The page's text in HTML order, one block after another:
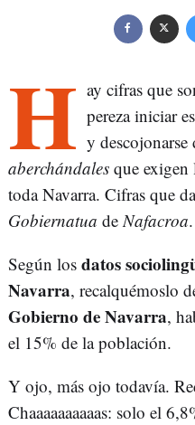
H ay cifras que
pereza iniciar
y
aberchándales que exigen
toda Navarra. Cifras que
Gobiernatua deNafacroa.
Según los datos
Navarra, recalquémoslo
Gobierno de Navarra,
el 15% de la población.
Y ojo, más ojo todavía.
Chaaaaaaaaaas: solo el